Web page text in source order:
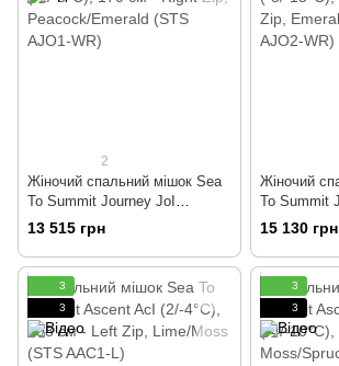
2
Жіночий спальний мішок Sea
To Summit Journey JoI
(-1/-8°C), 170 см - Right Zip,
Peacock/Emerald (STS AJO1-
WR)
13 515 грн
Жіночий
To Summit
(-8/-15°C),
Emerald/
WR)
15 130 грн
3
3
3
3